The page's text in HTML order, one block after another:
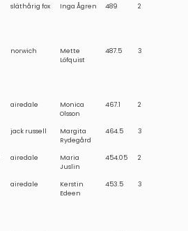
släthårig fox Inga Ågren 489 2
norwich
Mette
Löfquist
487.5 3
airedale
Monica
Olsson
467.1 2
jack russell
Margita
Rydegård
464.5 3
airedale
Maria
Juslin
454.05 2
airedale
Kerstin
Edeen
453.5 3